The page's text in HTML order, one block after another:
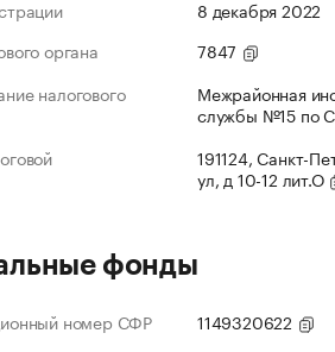
8 декабря 2022
органа
7847
налогового
Межрайонная
службы №15 по
191124, Санкт-
ул, д 10-12 лит.О
фонды
номер СФР 1149320622